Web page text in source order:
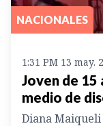
NACIONALES
1:31 PM 13 may.
Joven de 15
medio de
Diana Maiqueli